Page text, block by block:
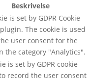
Beskrivelse
is set by GDPR Cookie
The cookie is used
user consent for the
the category "Analytics".
is set by GDPR cookie
record the user consent